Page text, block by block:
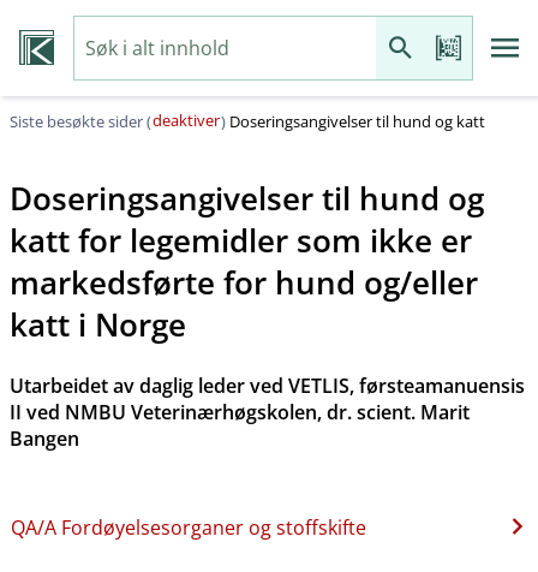
Siste besøkte sider (deaktiver) Doseringsangivelser til hund og katt
Doseringsangivelser til hund og
katt for legemidler som ikke er
markedsførte for hund og​/​eller
katt i Norge
Utarbeidet av daglig leder ved VETLIS, førsteamanuensis
II ved NMBU Veterinærhøgskolen, dr. scient. Marit
Bangen
QA​/​A Fordøyelsesorganer og stoffskifte